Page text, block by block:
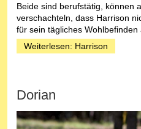
Beide sind berufstätig, können
verschachteln, dass Harrison
für sein tägliches Wohlbefinden
Weiterlesen: Harrison
Dorian